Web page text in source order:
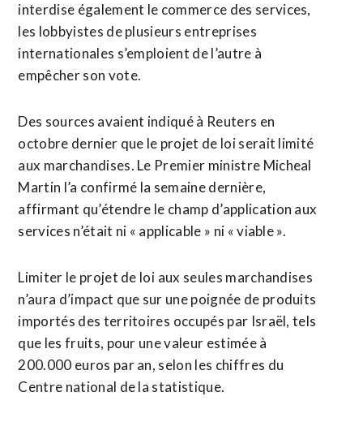
interdise également le commerce des services,
les lobbyistes de plusieurs entreprises ​
internationales s’emploient de l’autre à
empêcher son vote.
Des sources avaient indiqué à Reuters en
octobre dernier que le projet de loi serait limité
aux marchandises. Le Premier ministre Micheal
Martin l’a confirmé la semaine dernière,
affirmant qu’étendre le champ d’application aux
services n’était ni « applicable » ni « viable ».
Limiter le projet de loi ⁠aux seules marchandises
n’aura d’impact que sur une poignée de produits
importés des territoires ⁠occupés par Israël, tels
que les fruits, pour une valeur estimée à
200.000 euros par an, selon les chiffres du
Centre national de la statistique.